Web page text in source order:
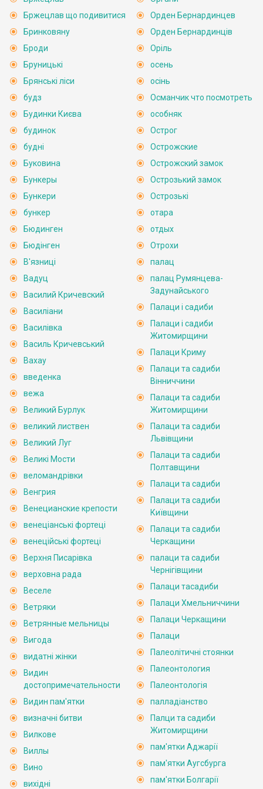
Бржецлав що подивитися
Бринковяну
Броди
Бруницькі
Брянські ліси
будз
Будинки Києва
будинок
будні
Буковина
Бункеры
Бункери
бункер
Бюдинген
Бюдінген
В'язниці
Вадуц
Василий Кричевский
Василіани
Василівка
Василь Кричевський
Вахау
введенка
вежа
Великий Бурлук
великий листвен
Великий Луг
Великі Мости
веломандрівки
Венгрия
Венецианские крепости
венеціанські фортеці
венеційські фортеці
Верхня Писарівка
верховна рада
Веселе
Ветряки
Ветрянные мельницы
Вигода
видатні жінки
Видин
достопримечательности
Видин пам'ятки
визначні битви
Вилкове
Виллы
Вино
вихідні
Орден Бернардинцев
Орден Бернардинців
Оріль
осень
осінь
Османчик что посмотреть
особняк
Острог
Острожские
Острожский замок
Острозький замок
Острозькі
отара
отдых
Отрохи
палац
палац Румянцева-
Задунайського
Палаци і садиби
Палаци і садиби
Житомирщини
Палаци Криму
Палаци та садиби
Вінниччини
Палаци та садиби
Житомирщини
Палаци та садиби
Львівщини
Палаци та садиби
Полтавщини
Палаци та садиби
Палаци та садиби
Київщини
Палаци та садиби
Черкащини
палаци та садиби
Чернігівщини
Палаци тасадиби
Палаци Хмельниччини
Палаци Черкащини
Палаци
Палеолітичні стоянки
Палеонтология
Палеонтологія
палладіанство
Палци та садиби
Житомирщини
пам'ятки Аджарії
пам'ятки Аугсбурга
пам'ятки Болгарії